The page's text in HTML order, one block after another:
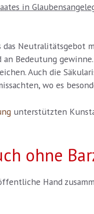
in
das
Bedeutung
Auch die
wo es
unterstützten
ohne
Hand